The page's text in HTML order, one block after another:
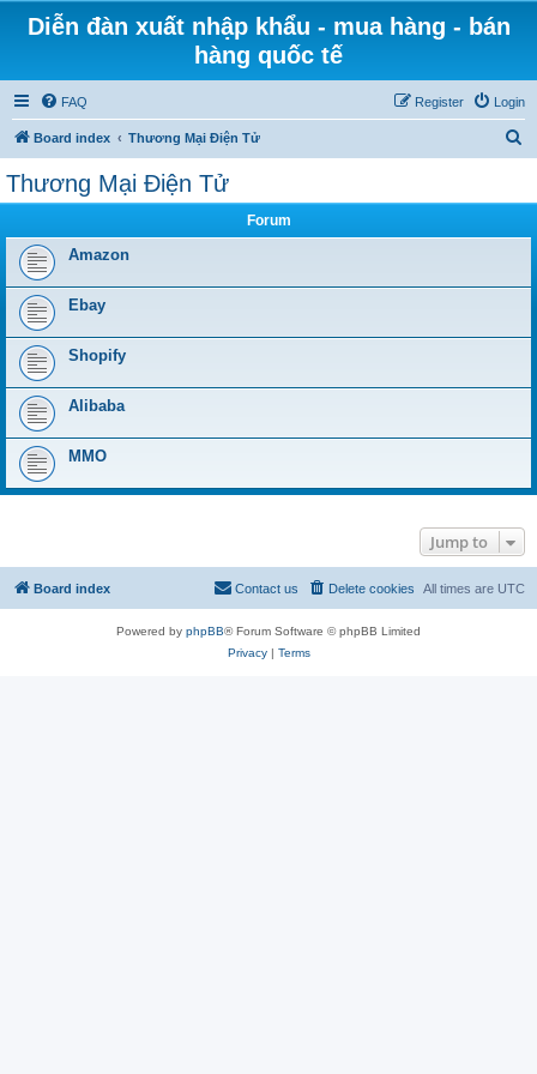
Diễn đàn xuất nhập khẩu - mua hàng - bán
hàng quốc tế
FAQ Login
Register
Board index Thương Mại Điện Tử
Thương Mại Điện Tử
Forum
Amazon
Ebay
Shopify
Alibaba
MMO
Jump to
Board index All times are UTC
Delete cookies
Contact us
Powered by phpBB® Forum Software © phpBB Limited
Privacy| Terms